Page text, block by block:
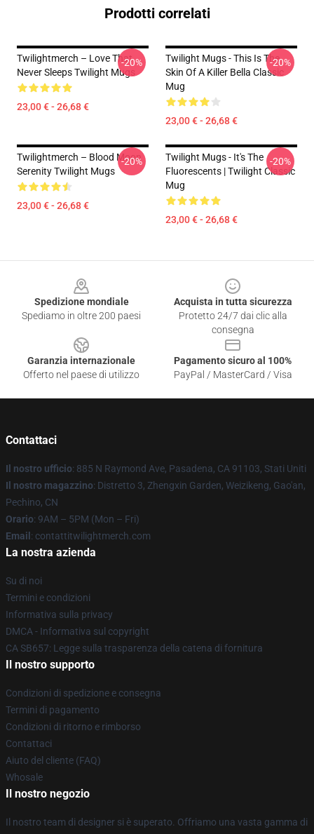
Prodotti correlati
Twilightmerch – Love That
Never Sleeps Twilight Mugs
23,00 € - 26,68 €
-20%
Twilight Mugs - This Is The
Skin Of A Killer Bella Classic
Mug
23,00 € - 26,68 €
-20%
Twilightmerch – Blood Moon
Serenity Twilight Mugs
23,00 € - 26,68 €
-20%
Twilight Mugs - It's The
Fluorescents | Twilight Classic
Mug
23,00 € - 26,68 €
-20%
Spedizione mondiale
Spediamo in oltre 200 paesi
Acquista in tutta sicurezza
Protetto 24/7 dai clic alla
consegna
Garanzia internazionale
Offerto nel paese di utilizzo
Pagamento sicuro al 100%
PayPal / MasterCard / Visa
Contattaci
Il nostro ufficio: 885 N Raymond Ave, Pasadena, CA 91103, Stati Uniti
Il nostro magazzino: Distretto 3, Zhengxin Garden, Weizikeng, Gao'an,
Pechino, CN
Orario: 9AM – 5PM (Mon – Fri)
Email : contattitwilightmerch.com
La nostra azienda
Su di noi
Termini e condizioni
Informativa sulla privacy
DMCA - Informativa sul copyright
CA SB657: Legge sulla trasparenza della catena di fornitura
Il nostro supporto
Condizioni di spedizione e consegna
Termini di pagamento
Condizioni di ritorno e rimborso
Contattaci
Aiuto del cliente (FAQ)
Whosale
Il nostro negozio
Il nostro team di designer si è superato. Offriamo una vasta gamma di